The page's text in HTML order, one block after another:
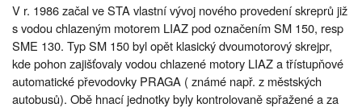
V r. 1986 začal ve STA vlastní vývoj nového provedení skreprů již
s vodou chlazeným motorem LIAZ pod označením SM 150, resp
SME 130. Typ SM 150 byl opět klasický dvoumotorový skrejpr,
kde pohon zajišťovaly vodou chlazené motory LIAZ a třístupňové
automatické převodovky PRAGA ( známé např. z městských
autobusů). Obě hnací jednotky byly kontrolovaně spřažené a za